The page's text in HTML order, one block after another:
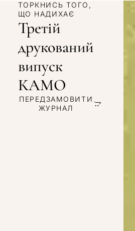
ТОРКНИСЬ ТОГО,
ЩО НАДИХАЄ
Третій
друкований
випуск
КАМО
ПЕРЕДЗАМОВИТИ
ЖУРНАЛ